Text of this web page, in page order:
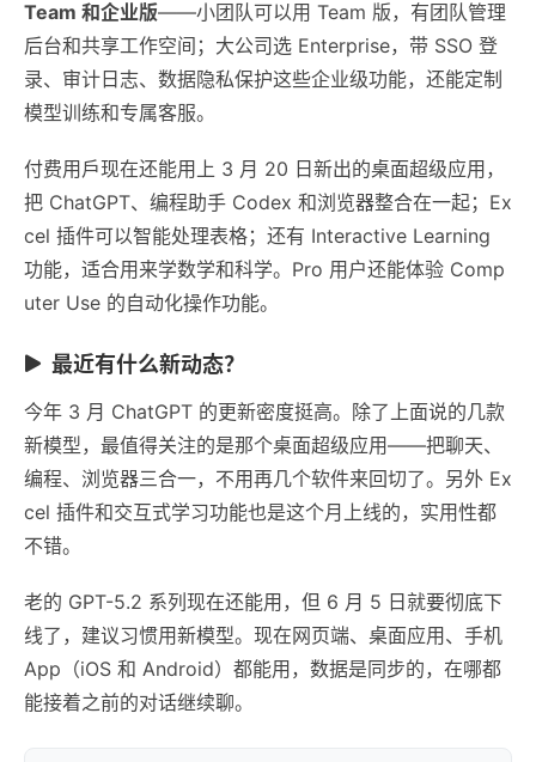
Team 和企业版——小团队可以用 Team 版，有团队管理
后台和共享工作空间；大公司选 Enterprise，带 SSO 登
录、审计日志、数据隐私保护这些企业级功能，还能定制
模型训练和专属客服。
付费用戶现在还能用上 3 月 20 日新出的桌面超级应用，
把 ChatGPT、编程助手 Codex 和浏览器整合在一起；Ex
cel 插件可以智能处理表格；还有 Interactive Learning
功能，适合用来学数学和科学。Pro 用户还能体验 Comp
uter Use 的自动化操作功能。
最近有什么新动态？
今年 3 月 ChatGPT 的更新密度挺高。除了上面说的几款
新模型，最值得关注的是那个桌面超级应用——把聊天、
编程、浏览器三合一，不用再几个软件来回切了。另外 Ex
cel 插件和交互式学习功能也是这个月上线的，实用性都
不错。
老的 GPT-5.2 系列现在还能用，但 6 月 5 日就要彻底下
线了，建议习惯用新模型。现在网页端、桌面应用、手机
App（iOS 和 Android）都能用，数据是同步的，在哪都
能接着之前的对话继续聊。